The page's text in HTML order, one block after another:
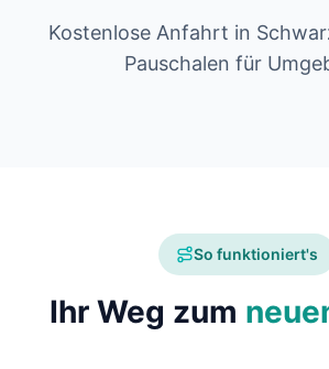
Kostenlose Anfahrt in
Pauschalen für
So funktioniert's
Ihr Weg zum